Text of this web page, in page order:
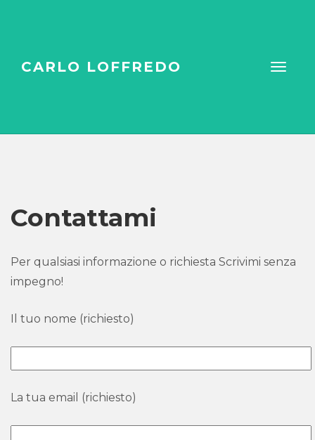
CARLO LOFFREDO
Contattami
Per qualsiasi informazione o richiesta Scrivimi senza
impegno!
Il tuo nome (richiesto)
La tua email (richiesto)